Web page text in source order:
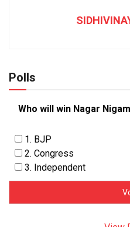
Polls
Who will win Nagar
1. BJP
2. Congress
3. Independent